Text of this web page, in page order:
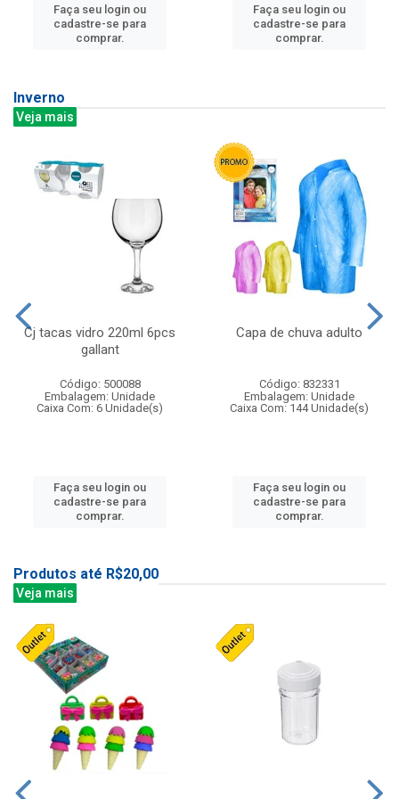
Faça seu login ou
cadastre-se para
comprar.
Faça seu login ou
cadastre-se para
comprar.
Inverno
Veja mais
Cj tacas vidro 220ml 6pcs
gallant
Código: 500088
Embalagem: Unidade
Caixa Com: 6 Unidade(s)
Faça seu login ou
cadastre-se para
comprar.
Capa de chuva adulto
Código: 832331
Embalagem: Unidade
Caixa Com: 144 Unidade(s)
Faça seu login ou
cadastre-se para
comprar.
Produtos até R$20,00
Veja mais